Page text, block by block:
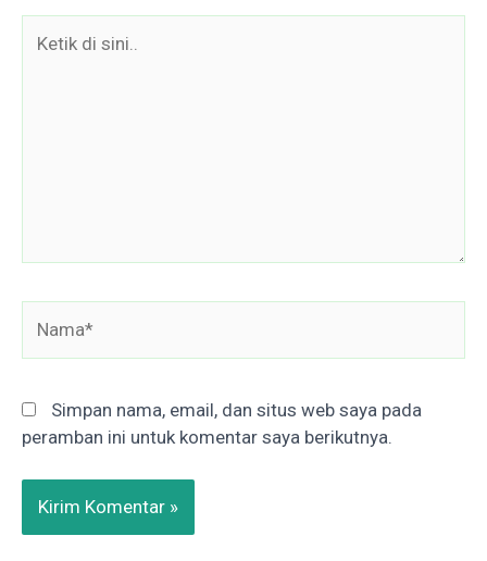
Simpan nama, email, dan situs web saya pada
peramban ini untuk komentar saya berikutnya.